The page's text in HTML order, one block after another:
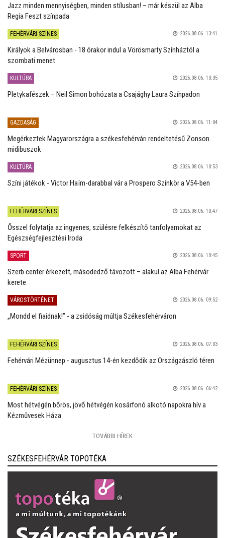
Jazz minden mennyiségben, minden stílusban! – már készül az Alba
Regia Feszt színpada
FEHÉRVÁRI SZÍNES 2026.08.06. 13:41
Királyok a Belvárosban - 18 órakor indul a Vörösmarty Színháztól a
szombati menet
KULTÚRA 2026.08.06. 13:35
Pletykafészek – Neil Simon bohózata a Csajághy Laura Színpadon
GAZDASÁG 2026.08.06. 11:04
Megérkeztek Magyarországra a székesfehérvári rendeltetésű Zonson
midibuszok
KULTÚRA 2026.08.06. 10:53
Színi játékok - Victor Haïm-darabbal vár a Prospero Színkör a V54-ben
FEHÉRVÁRI SZÍNES 2026.08.06. 10:47
Ősszel folytatja az ingyenes, szülésre felkészítő tanfolyamokat az
Egészségfejlesztési Iroda
SPORT 2026.08.06. 10:45
Szerb center érkezett, másodedző távozott – alakul az Alba Fehérvár
kerete
VÁROSTÖRTÉNET 2026.08.06. 09:52
„Mondd el fiaidnak!” - a zsidóság múltja Székesfehérváron
FEHÉRVÁRI SZÍNES 2026.08.06. 07:03
Fehérvári Mézünnep - augusztus 14-én kezdődik az Országzászló téren
FEHÉRVÁRI SZÍNES 2026.08.06. 06:42
Most hétvégén bőrös, jövő hétvégén kosárfonó alkotó napokra hív a
Kézművesek Háza
TOVÁBBI HÍREK
SZÉKESFEHÉRVÁR TOPOTÉKA